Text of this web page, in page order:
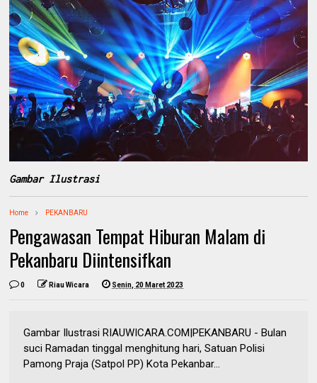
Gambar Ilustrasi
Home PEKANBARU
Pengawasan Tempat Hiburan Malam di
Pekanbaru Diintensifkan
0 Riau Wicara Senin, 20 Maret 2023
Gambar Ilustrasi RIAUWICARA.COM|PEKANBARU - Bulan
suci Ramadan tinggal menghitung hari, Satuan Polisi
Pamong Praja (Satpol PP) Kota Pekanbar...